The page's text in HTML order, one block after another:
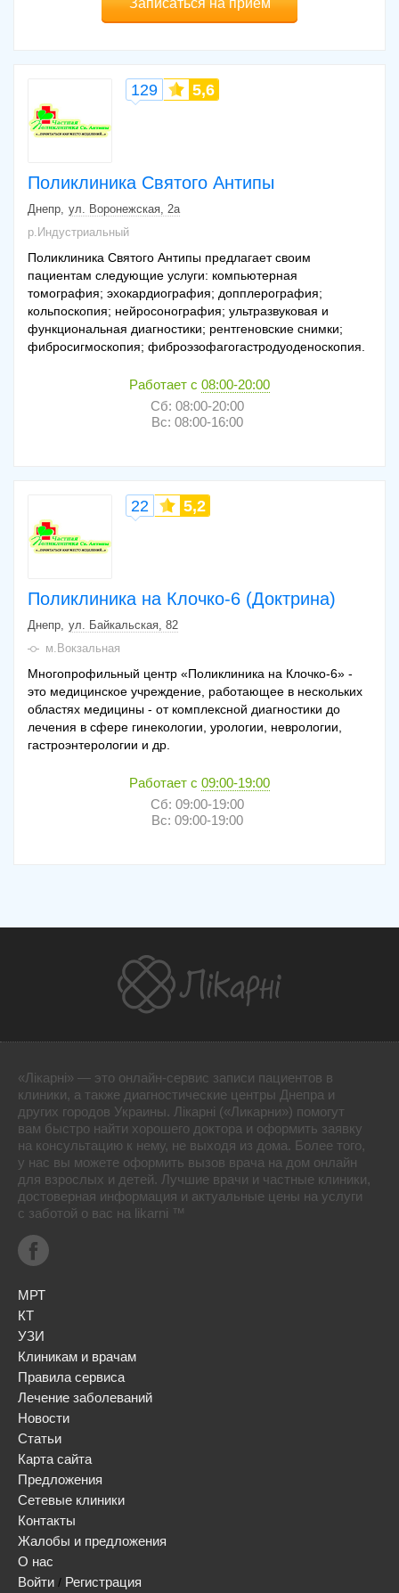
Записаться на прием
Поликлиника Святого Антипы
129 5,6
Днепр ул. Воронежская, 2а
р.Индустриальный
Поликлиника Святого Антипы предлагает своим
пациентам следующие услуги: компьютерная
томография; эхокардиография; допплерография;
кольпоскопия; нейросонография; ультразвуковая и
функциональная диагностики; рентгеновские снимки;
фибросигмоскопия; фиброэзофагогастродуоденоскопия.
Работает с 08:00-20:00
Сб: 08:00-20:00
Вс: 08:00-16:00
Поликлиника на Клочко-6 (Доктрина)
22 5,2
Днепр ул. Байкальская, 82
м.Вокзальная
Многопрофильный центр «Поликлиника на Клочко-6» -
это медицинское учреждение, работающее в нескольких
областях медицины - от комплексной диагностики до
лечения в сфере гинекологии, урологии, неврологии,
гастроэнтерологии и др.
Работает с 09:00-19:00
Сб: 09:00-19:00
Вс: 09:00-19:00
«Лікарні» — это онлайн-сервис записи пациентов в
клиники, а также диагностические центры Днепра и
других городов Украины. Лікарні («Ликарни») помогут
вам быстро найти хорошего доктора и оформить заявку
на консультацию к нему, не выходя из дома. Более того,
у нас вы можете оформить вызов врача на дом онлайн
для взрослых и детей. Лучшие врачи и частные клиники,
достоверная информация и актуальные цены на услуги
с заботой о вас на likarni ™
МРТ
КТ
УЗИ
Клиникам и врачам
Правила сервиса
Лечение заболеваний
Новости
Статьи
Карта сайта
Предложения
Сетевые клиники
Контакты
Жалобы и предложения
О нас
Войти / Регистрация